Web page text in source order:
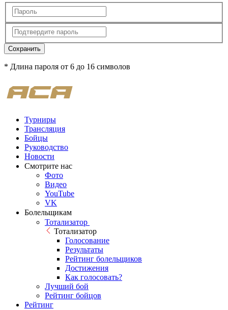
Сохранить
* Длина пароля от 6 до 16 символов
Турниры
Трансляция
Бойцы
Руководство
Новости
Смотрите нас
Фото
Видео
YouTube
VK
Болельщикам
Тотализатор
Тотализатор
Голосование
Результаты
Рейтинг болельщиков
Достижения
Как голосовать?
Лучший бой
Рейтинг бойцов
Рейтинг